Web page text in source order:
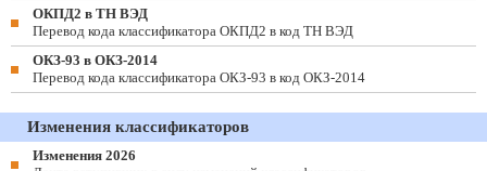
ОКПД2 в ТН ВЭД
Перевод кода классификатора ОКПД2 в код ТН ВЭД
ОКЗ-93 в ОКЗ-2014
Перевод кода классификатора ОКЗ-93 в код ОКЗ-2014
Изменения классификаторов
Изменения 2026